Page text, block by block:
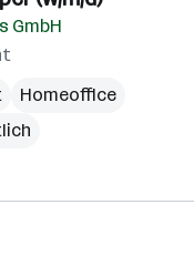
GmbH
Homeoffice